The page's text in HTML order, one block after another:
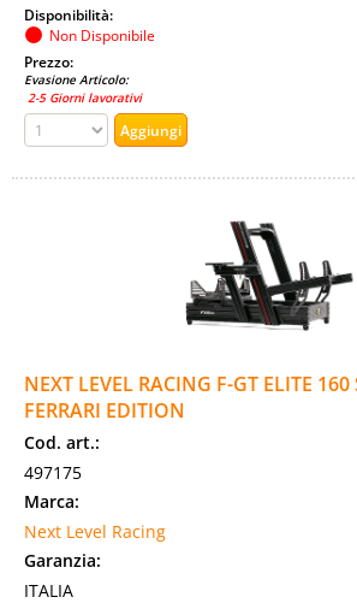
Disponibilità:
Non Disponibile
Prezzo:
Evasione Articolo:
2-5 Giorni lavorativi
NEXT LEVEL RACING F-GT ELITE 160
FERRARI EDITION
Cod. art.:
497175
Marca:
Next Level Racing
Garanzia:
ITALIA